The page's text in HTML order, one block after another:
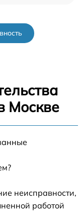
Москве
неисправности,
работой